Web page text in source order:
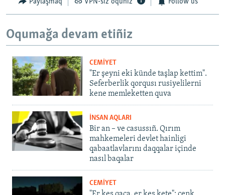
Paylaşmaq VPN-siz oquñız Follow us
Oqumağa devam etiñiz
CEMİYET
"Er şeyni eki künde taşlap kettim".
Seferberlik qorqusı rusiyelilerni
kene memleketten quva
İNSAN AQLARI
Bir an – ve casussıñ. Qırım
mahkemeleri devlet hainligi
qabaatlavlarını daqqalar içinde
nasıl baqalar
CEMİYET